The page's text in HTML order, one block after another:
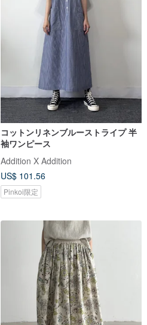
コットンリネンブルーストライプ 半
袖ワンピース
Addition X Addition
US$ 101.56
Pinkoi限定